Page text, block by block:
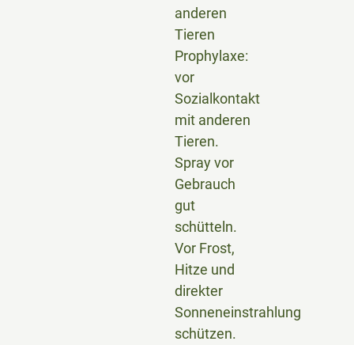
anderen
Tieren
Prophylaxe:
vor
Sozialkontakt
mit anderen
Tieren.
Spray vor
Gebrauch
gut
schütteln.
Vor Frost,
Hitze und
direkter
Sonneneinstrahlung
schützen.